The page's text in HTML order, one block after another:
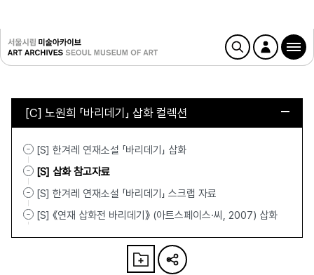
[C] 노원희 「바리데기」 삽화 컬렉션
[S] 한겨레 연재소설 「바리데기」 삽화
[S] 삽화 참고자료
[S] 한겨레 연재소설 「바리데기」 스크랩 자료
[S] 《연재 삽화전 바리데기》 (아트스페이스·씨, 2007) 삽화